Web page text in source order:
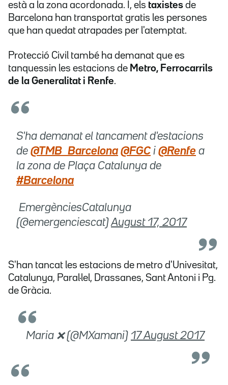
està a la zona acordonada. I, els taxistes de
Barcelona han transportat gratis les persones
que han quedat atrapades per l'atemptat.
Protecció Civil també ha demanat que es
tanquessin les estacions de Metro, Ferrocarrils
de la Generalitat i Renfe.
S'ha demanat el tancament d'estacions
de @TMB_Barcelona @FGCi @Renfe a
la zona de Plaça Catalunya de
#Barcelona
 EmergènciesCatalunya
(@emergenciescat)August 17, 2017
S'han tancat les estacions de metro d'Univesitat,
Catalunya, Paral·lel, Drassanes, Sant Antoni i Pg.
de Gràcia.
 Maria ❌ (@MXamani) 17 August 2017